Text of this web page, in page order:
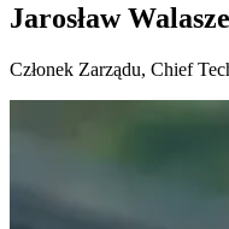
Jarosław
Członek Zarządu, Chief